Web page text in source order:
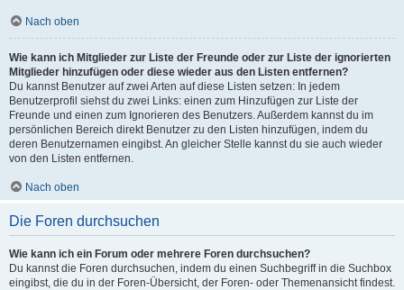
Nach oben
Wie kann ich Mitglieder zur Liste der Freunde oder zur Liste der ignorierten
Mitglieder hinzufügen oder diese wieder aus den Listen entfernen?
Du kannst Benutzer auf zwei Arten auf diese Listen setzen: In jedem
Benutzerprofil siehst du zwei Links: einen zum Hinzufügen zur Liste der
Freunde und einen zum Ignorieren des Benutzers. Außerdem kannst du im
persönlichen Bereich direkt Benutzer zu den Listen hinzufügen, indem du
deren Benutzernamen eingibst. An gleicher Stelle kannst du sie auch wieder
von den Listen entfernen.
Nach oben
Die Foren durchsuchen
Wie kann ich ein Forum oder mehrere Foren durchsuchen?
Du kannst die Foren durchsuchen, indem du einen Suchbegriff in die Suchbox
eingibst, die du in der Foren-Übersicht, der Foren- oder Themenansicht findest.